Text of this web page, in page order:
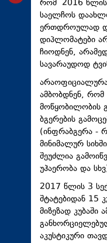
რომ 2016 წლის
საელჩოს
ერთდროულად
დიპლომატები
ჩიოდნენ,
სავარაუდოდ
ამბობდნენ,
მოწყობილობის
ბგერების
(ინფრაბგერა -
მინიმალურ
შეუძლია
უჰაერობა და
2017 წლის 3
შტატებიდან 15
მიზეზად
აკუსტიკური